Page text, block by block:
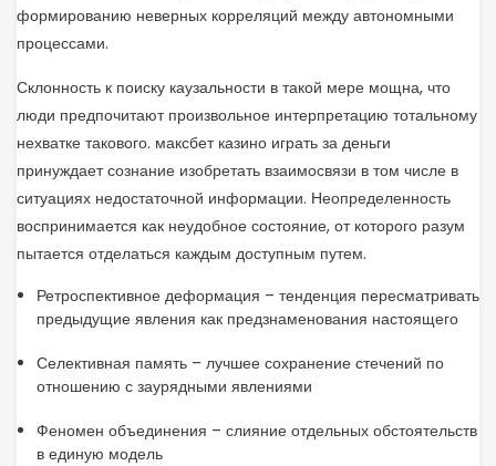
формированию неверных корреляций между автономными
процессами.
Склонность к поиску каузальности в такой мере мощна, что
люди предпочитают произвольное интерпретацию тотальному
нехватке такового. максбет казино играть за деньги
принуждает сознание изобретать взаимосвязи в том числе в
ситуациях недостаточной информации. Неопределенность
воспринимается как неудобное состояние, от которого разум
пытается отделаться каждым доступным путем.
Ретроспективное деформация – тенденция пересматривать
предыдущие явления как предзнаменования настоящего
Селективная память – лучшее сохранение стечений по
отношению с заурядными явлениями
Феномен объединения – слияние отдельных обстоятельств
в единую модель